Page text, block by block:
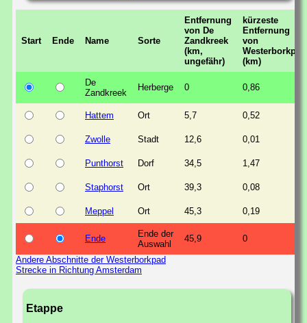
Start Ende Name Sorte
Entfernung
von De
Zandkreek
(km,
ungefähr)
kürzeste
Entfernung
von
Westerborkpad
(km)
De
Zandkreek
Herberge 0 0,86
Hattem Ort 5,7 0,52
Zwolle Stadt 12,6 0,01
Punthorst Dorf 34,5 1,47
Staphorst Ort 39,3 0,08
Meppel Ort 45,3 0,19
Ende
Ende der
Auswahl
45,9 0
Andere Abschnitte der Westerborkpad
Strecke in Richtung Amsterdam
Etappe